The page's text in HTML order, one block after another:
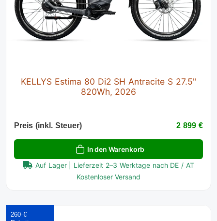
KELLYS Estima 80 Di2 SH Antracite S 27.5"
820Wh, 2026
Preis (inkl. Steuer) 2 899 €
In den Warenkorb
Auf Lager | Lieferzeit 2–3 Werktage nach DE / AT
Kostenloser Versand
260 €